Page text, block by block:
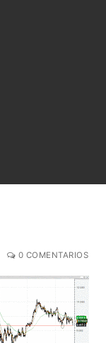
0 COMENTARIOS